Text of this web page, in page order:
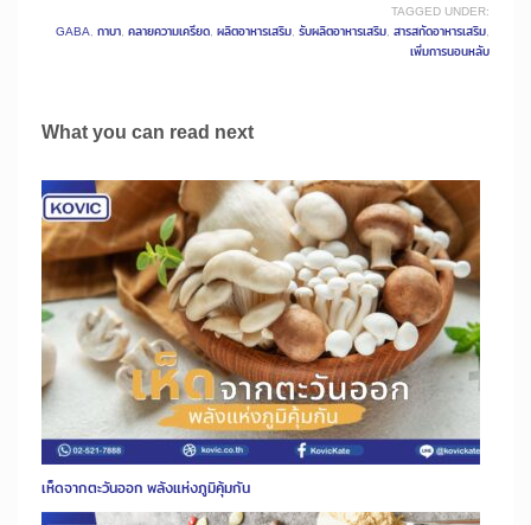
TAGGED UNDER:
GABA, กาบา, คลายความเครียด, ผลิตอาหารเสริม, รับผลิตอาหารเสริม, สารสกัดอาหารเสริม,
เพิ่มการนอนหลับ
What you can read next
เห็ดจากตะวันออก พลังแห่งภูมิคุ้มกัน